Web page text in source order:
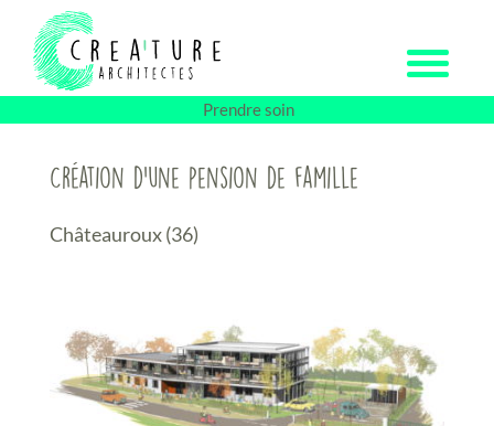
Passer
contenu
Prendre soin
Création d’une pension de famille
Châteauroux (36)